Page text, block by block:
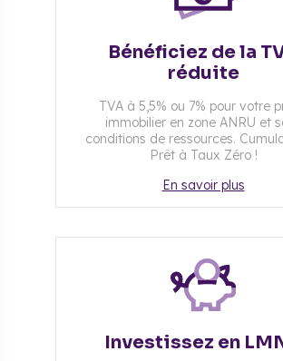
Bénéficiez de la
réduite
TVA à 5,5% ou 7% pour votre
immobilier en zone ANRU et
conditions de ressources.
Prêt à Taux Zéro !
En savoir plus
Investissez en